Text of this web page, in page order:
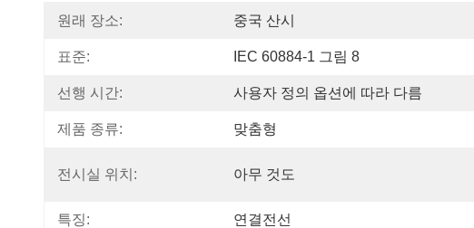
원래 장소: 중국 산시
표준: IEC 60884-1 그림 8
선행 시간: 사용자 정의 옵션에 따라 다름
제품 종류: 맞춤형
전시실 위치: 아무 것도
특징: 연결전선